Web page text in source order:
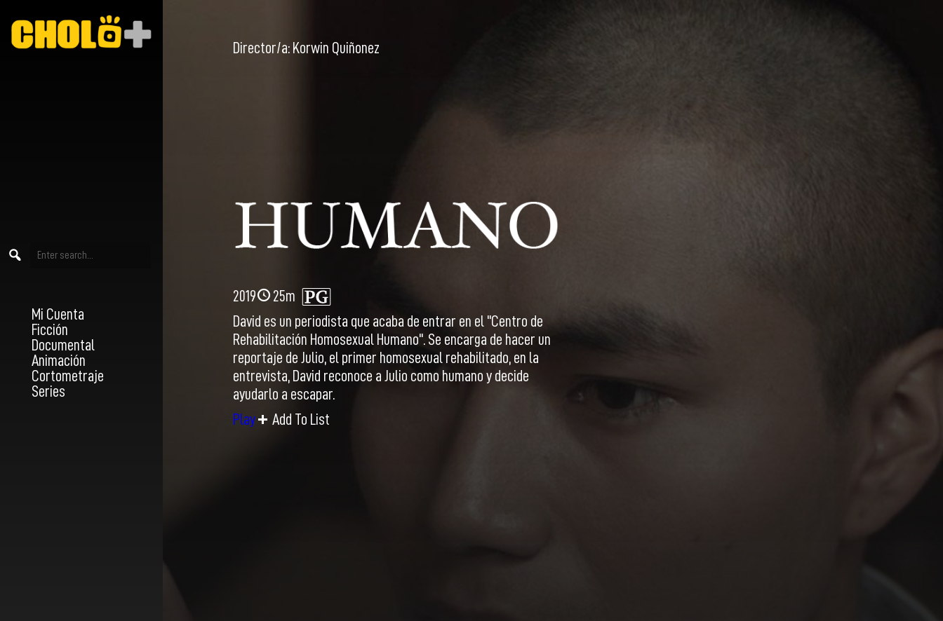
Mi Cuenta
Ficción
Documental
Animación
Cortometraje
Series
Director/a: Korwin Quiñonez
2019
25m
David es un periodista que acaba de entrar en el "Centro de
Rehabilitación Homosexual Humano". Se encarga de hacer un
reportaje de Julio, el primer homosexual rehabilitado, en la
entrevista, David reconoce a Julio como humano y decide
ayudarlo a escapar.
Play
Add To List